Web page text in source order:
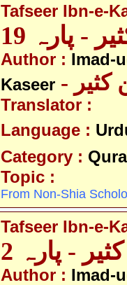
Tafseer Ibn-e-
- پارہ 19
Author : Imad-
Kaseer
کثیر
Translator :
Language :
Category :
Topic :
From Non-Shia
Tafseer Ibn-e-
- پارہ 2
Author : Imad-